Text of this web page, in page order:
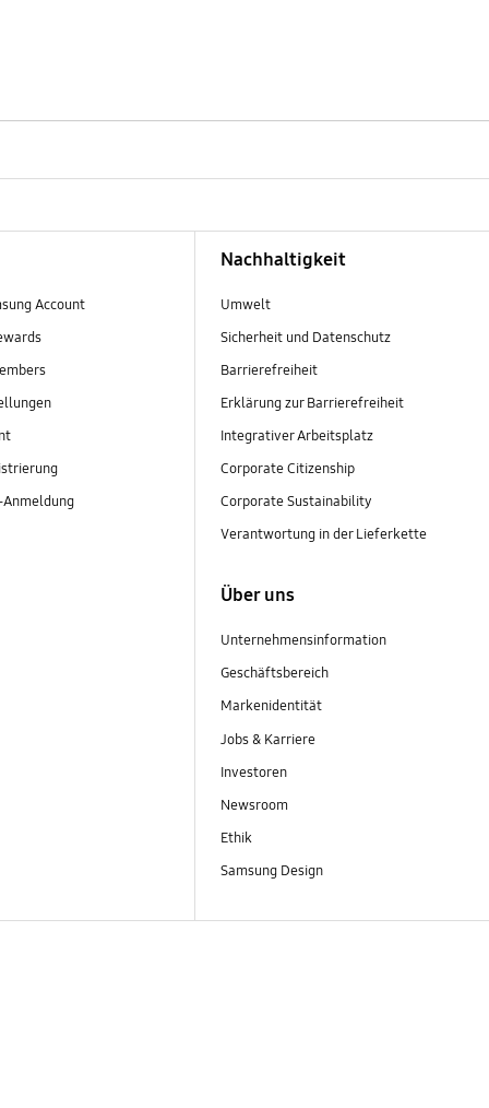
Account
Nachhaltigkeit
Umwelt
Sicherheit und Datenschutz
Barrierefreiheit
Erklärung zur Barrierefreiheit
Integrativer Arbeitsplatz
Corporate Citizenship
Corporate Sustainability
Verantwortung in der Lieferkette
Über uns
Unternehmensinformation
Geschäftsbereich
Markenidentität
Jobs & Karriere
Investoren
Newsroom
Ethik
Samsung Design